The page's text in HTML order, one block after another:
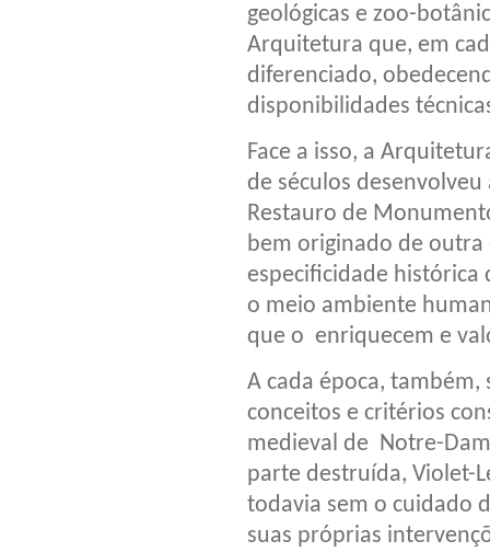
geológicas e zoo-
Arquitetura que, em
diferenciado,
disponibilidades
Face a isso, a
de séculos desenvolveu
Restauro de
bem originado de
especificidade
o meio ambiente
que o enriquecem e
A cada época,
conceitos e critérios
medieval de Notre-
parte destruída, Violet-
todavia sem o cuidado
suas próprias